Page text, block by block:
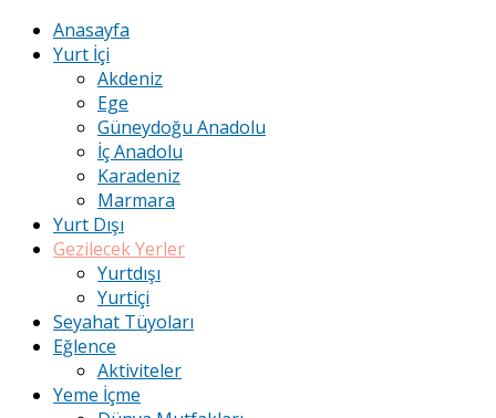
Anasayfa
Yurt İçi
Akdeniz
Ege
Güneydoğu Anadolu
İç Anadolu
Karadeniz
Marmara
Yurt Dışı
Gezilecek Yerler
Yurtdışı
Yurtiçi
Seyahat Tüyoları
Eğlence
Aktiviteler
Yeme İçme